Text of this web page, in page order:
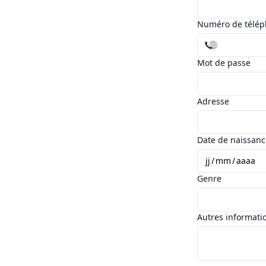
Numéro de
Mot de passe
Adresse
Date de
jj/mm/aaaa
Genre
Autres